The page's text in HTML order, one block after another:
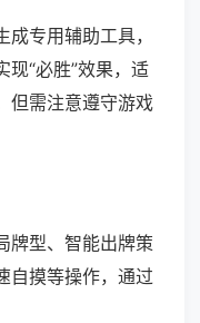
专用辅助工具，
现“必胜”效果，适
但需注意遵守游戏
牌型、智能出牌策
自摸等操作，通过